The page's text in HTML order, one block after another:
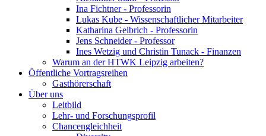
Ina Fichtner - Professorin
Lukas Kube - Wissenschaftlicher Mitarbeiter
Katharina Gelbrich - Professorin
Jens Schneider - Professor
Ines Wetzig und Christin Tunack - Finanzen
Warum an der HTWK Leipzig arbeiten?
Öffentliche Vortragsreihen
Gasthörerschaft
Über uns
Leitbild
Lehr- und Forschungsprofil
Chancengleichheit